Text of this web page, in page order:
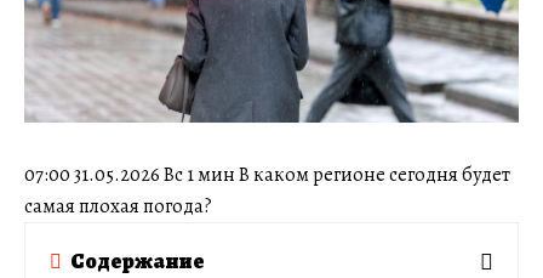
07:00 31.05.2026 Вс 1 мин В каком регионе сегодня будет
самая плохая погода?
Содержание